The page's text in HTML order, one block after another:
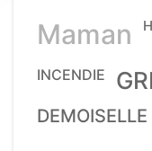
Maman
INCENDIE
DEMOISELLE